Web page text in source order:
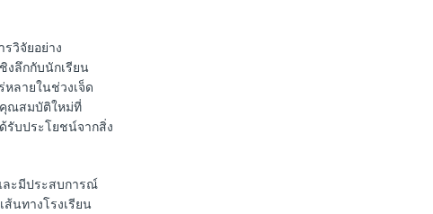
วิจัยอย่าง
งลึกกับนักเรียน
ลายในช่วงเจ็ด
ณสมบัติใหม่ที่
รับประโยชน์จากสิ่ง
ะมีประสบการณ์
นทางโรงเรียน